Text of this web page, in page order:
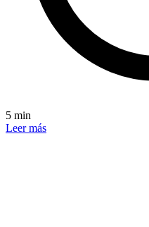
5 min
Leer más